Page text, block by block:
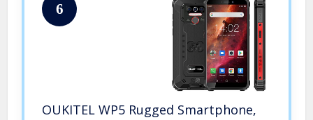
6
OUKITEL WP5 Rugged Smartphone,